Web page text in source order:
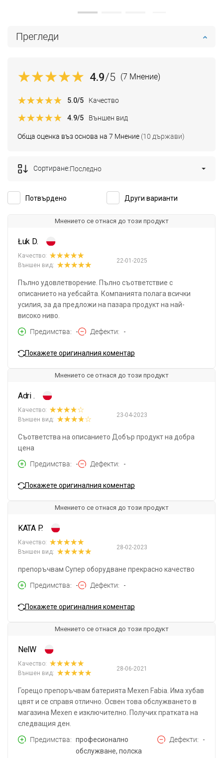
Прегледи
4.9/5 (7 Мнение)
Обща оценка въз основа на 7 Мнение (10 държави)
5.0/5 Качество
4.9/5 Външен вид
Потвърдено Други варианти
Сортиране:Последно
Мнението се отнася до този продукт
Łuk D.
22-01-2025
Качество:
Външен вид:
Пълно удовлетворение. Пълно съответствие с
описанието на уебсайта. Компанията полага всички
усилия, за да предложи на пазара продукт на най-
високо ниво.
Предимства
- Дефекти -
Покажете оригиналния коментар
Мнението се отнася до този продукт
Adri .
23-04-2023
Качество:
Външен вид:
Съответства на описанието Добър продукт на добра
цена
Предимства
- Дефекти -
Покажете оригиналния коментар
Мнението се отнася до този продукт
KATA P.
28-02-2023
Качество:
Външен вид:
препоръчвам Супер оборудване прекрасно качество
Предимства
- Дефекти -
Покажете оригиналния коментар
Мнението се отнася до този продукт
NelW
28-06-2021
Качество:
Външен вид:
Горещо препоръчвам батерията Mexen Fabia. Има хубав
цвят и се справя отлично. Освен това обслужването в
магазина Mexen е изключително. Получих пратката на
следващия ден.
Предимства
професионално
обслужване, полска
Дефекти -